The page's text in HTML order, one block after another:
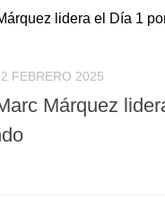
FEBRERO 2025
Márquez